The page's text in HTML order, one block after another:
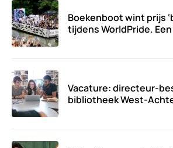
Boekenboot wint prijs
tijdens WorldPride.
Vacature: directeur-
bibliotheek West-